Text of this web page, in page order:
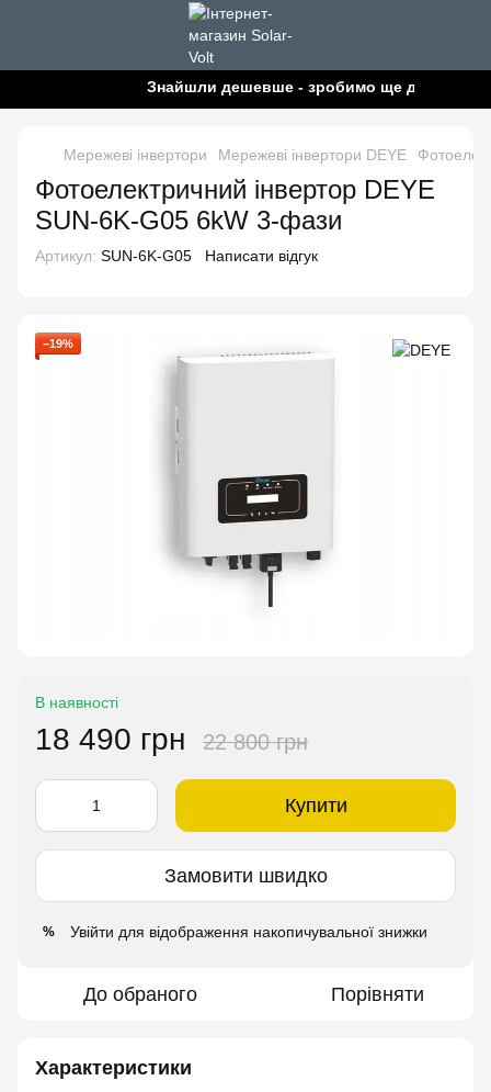
Знайшли дешевше - зробимо ще дешевше!
Мережеві інвертори Мережеві інвертори DEYE
Фотоелектричний інвертор DEYE
SUN-6K-G05 6kW 3-фази
Артикул: SUN-6K-G05 Написати відгук
−19%
В наявності
18 490 грн 22 800 грн
Купити
Замовити швидко
% Увійти для відображення накопичувальної знижки
До обраного Порівняти
Характеристики